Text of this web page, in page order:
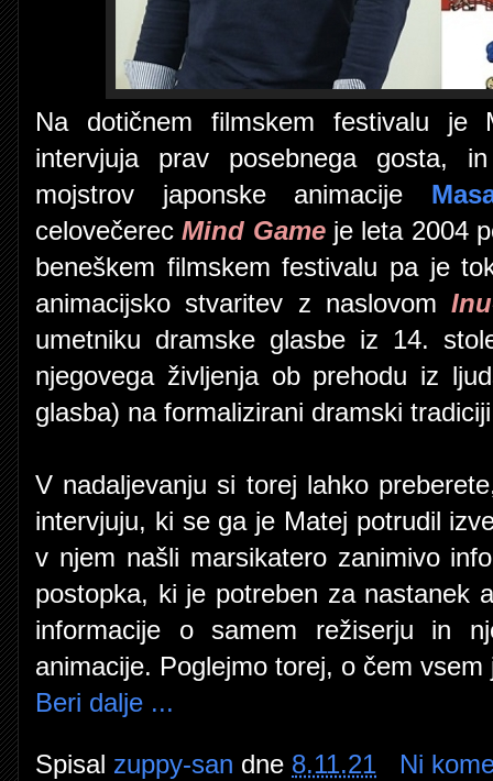
Na dotičnem filmskem festivalu je
intervjuja prav posebnega gosta,
mojstrov japonske animacije
celovečerecMind Gameje leta 2004
beneškem filmskem festivalu pa je
animacijsko stvaritev z naslovom
umetniku dramske glasbe iz 14.
njegovega življenja ob prehodu iz
glasba) na formalizirani dramski
V nadaljevanju si torej lahko
intervjuju, ki se ga je Matej potrudil
v njem našli marsikatero zanimivo
postopka, ki je potreben za nastanek
informacije o samem režiserju in
animacije. Poglejmo torej, o čem vsem
Beri dalje ...
Spisal zuppy-san dne 8.11.21
Ni